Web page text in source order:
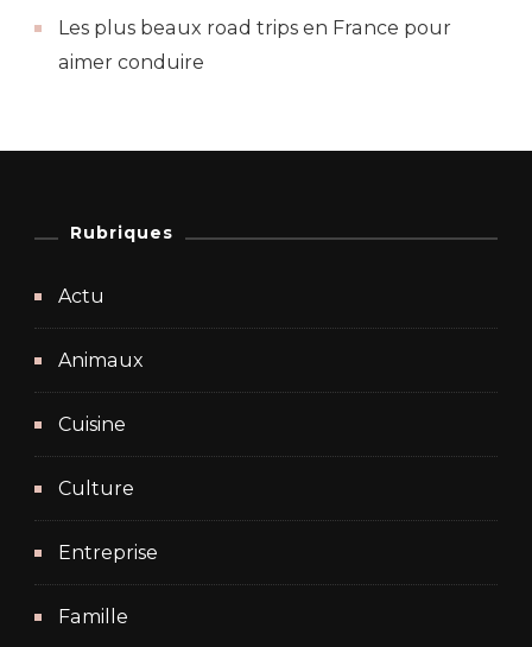
Les plus beaux road trips en France pour
aimer conduire
Rubriques
Actu
Animaux
Cuisine
Culture
Entreprise
Famille